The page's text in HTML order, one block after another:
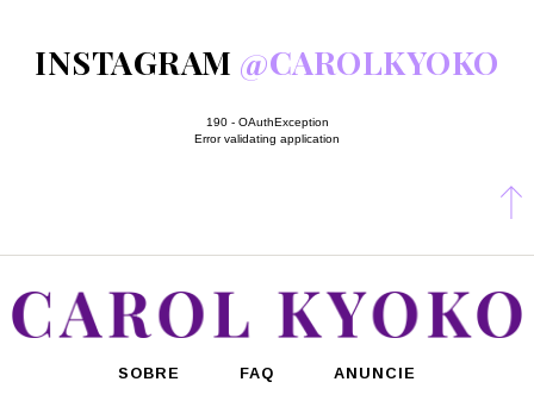
INSTAGRAM @CAROLKYOKO
190 - OAuthException
Error validating application
SOBRE FAQ ANUNCIE